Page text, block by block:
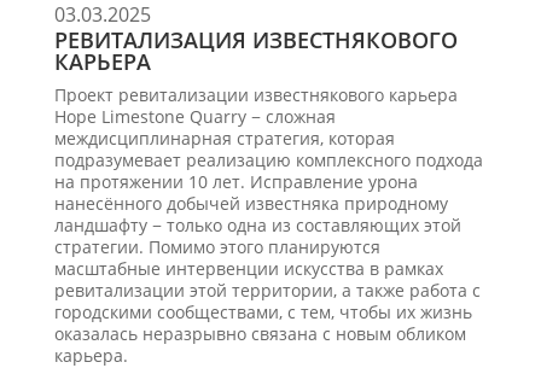
03.03.2025
РЕВИТАЛИЗАЦИЯ ИЗВЕСТНЯКОВОГО
КАРЬЕРА
Проект ревитализации известнякового карьера
Hope Limestone Quarry − сложная
междисциплинарная стратегия, которая
подразумевает реализацию комплексного подхода
на протяжении 10 лет. Исправление урона
нанесённого добычей известняка природному
ландшафту − только одна из составляющих этой
стратегии. Помимо этого планируются
масштабные интервенции искусства в рамках
ревитализации этой территории, а также работа с
городскими сообществами, с тем, чтобы их жизнь
оказалась неразрывно связана с новым обликом
карьера.